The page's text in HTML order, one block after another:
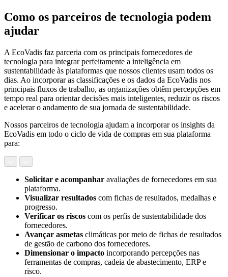
Como os parceiros de tecnologia podem
ajudar
A EcoVadis faz parceria com os principais fornecedores de
tecnologia para integrar perfeitamente a inteligência em
sustentabilidade às plataformas que nossos clientes usam todos os
dias. Ao incorporar as classificações e os dados da EcoVadis nos
principais fluxos de trabalho, as organizações obtêm percepções em
tempo real para orientar decisões mais inteligentes, reduzir os riscos
e acelerar o andamento de sua jornada de sustentabilidade.
Nossos parceiros de tecnologia ajudam a incorporar os insights da
EcoVadis em todo o ciclo de vida de compras em sua plataforma
para:
Solicitar e acompanhar avaliações de fornecedores em sua
plataforma.
Visualizar resultados com fichas de resultados, medalhas e
progresso.
Verificar os riscos com os perfis de sustentabilidade dos
fornecedores.
Avançar asmetas climáticas por meio de fichas de resultados
de gestão de carbono dos fornecedores.
Dimensionar o impacto incorporando percepções nas
ferramentas de compras, cadeia de abastecimento, ERP e
risco.